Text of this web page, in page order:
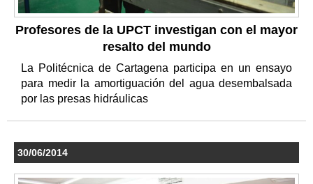
Profesores de la UPCT investigan con el mayor
resalto del mundo
La Politécnica de Cartagena participa en un ensayo
para medir la amortiguación del agua desembalsada
por las presas hidráulicas
30/06/2014